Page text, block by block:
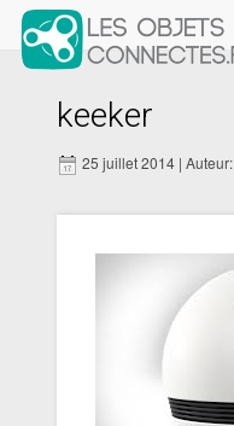
keeker
25 juillet 2014 | Auteur: